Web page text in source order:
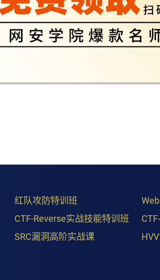
红队攻防特训班
CTF-Reverse实战技能特训班
SRC漏洞高阶实战课